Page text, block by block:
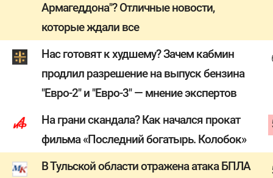
Армагеддона"? Отличные новости,
которые ждали все
Нас готовят к худшему? Зачем кабмин
продлил разрешение на выпуск бензина
"Евро-2" и "Евро-3" — мнение экспертов
На грани скандала? Как начался прокат
фильма «Последний богатырь. Колобок»
В Тульской области отражена атака БПЛА